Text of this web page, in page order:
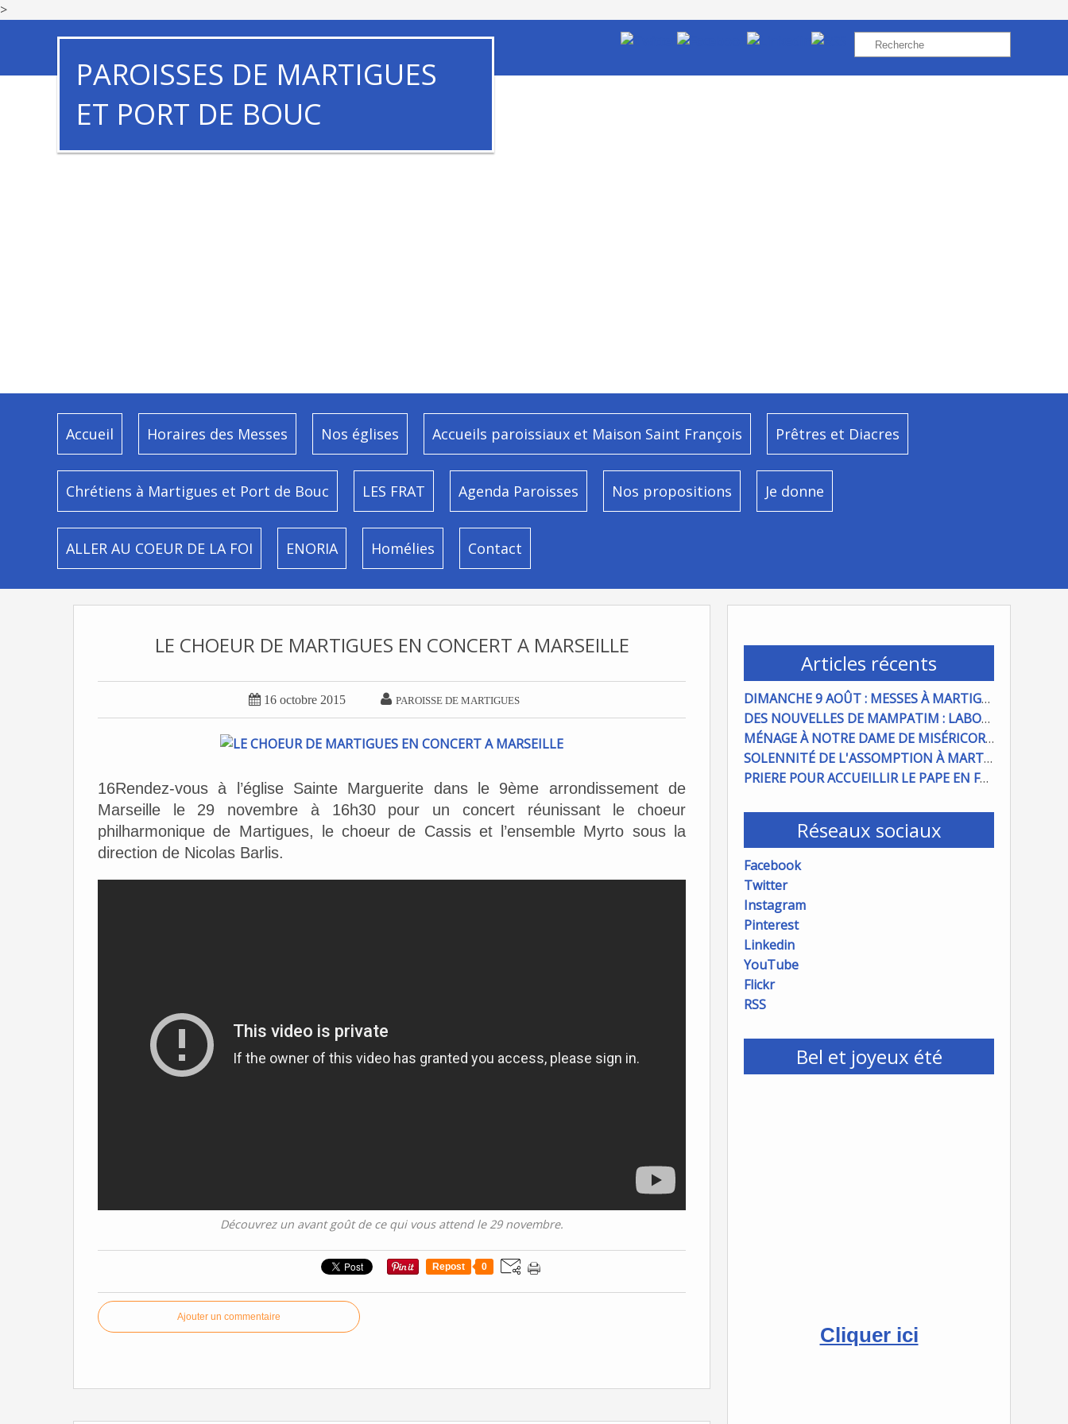
>
PAROISSES DE MARTIGUES
ET PORT DE BOUC
Accueil Horaires des Messes Nos églises Accueils paroissiaux et Maison Saint François Prêtres et Diacres
Chrétiens à Martigues et Port de Bouc LES FRAT Agenda Paroisses Nos propositions Je donne
ALLER AU COEUR DE LA FOI ENORIA Homélies Contact
Articles récents
DIMANCHE 9 AOÛT : MESSES À MARTIGUES ET PORT DE BOUC
DES NOUVELLES DE MAMPATIM : LABOUR DU CHAMP PAROISSIAL
MÉNAGE À NOTRE DAME DE MISÉRICORDE : ON COMPTE SUR VOUS !
SOLENNITÉ DE L'ASSOMPTION À MARTIGUES ET PORT DE BOUC
PRIERE POUR ACCUEILLIR LE PAPE EN FRANCE
Réseaux sociaux
Facebook
Twitter
Instagram
Pinterest
Linkedin
YouTube
Flickr
RSS
Bel et joyeux été
Cliquer ici
LE CHOEUR DE MARTIGUES EN CONCERT A MARSEILLE
 16 octobre 2015  PAROISSE DE MARTIGUES
16Rendez-vous à l’église Sainte Marguerite dans le 9ème arrondissement de
Marseille le 29 novembre à 16h30 pour un concert réunissant le choeur
philharmonique de Martigues, le choeur de Cassis et l’ensemble Myrto sous la
direction de Nicolas Barlis.
Découvrez un avant goût de ce qui vous attend le 29 novembre.
Repost 0
Ajouter un commentaire